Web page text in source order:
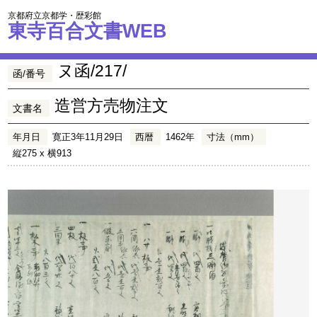
京都府立京都学・歴彩館
東寺百合文書WEB
函/番号 ヌ函/217/
文書名 造営方売物注文
年月日 寛正3年11月29日 西暦 1462年
寸法（mm）
縦275 x 横913